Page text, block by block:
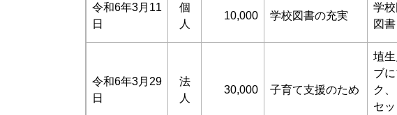
令和6年3月11
日
個
人
10,000 学校図書の充実
学
図
令和6年3月29
日
法
人
30,000 子育て支援のため
埴
ブ
ク
セ